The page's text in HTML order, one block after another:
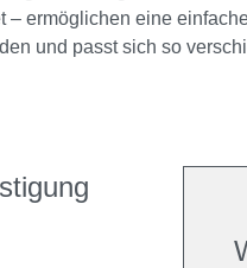
ermöglichen eine
und passt sich so